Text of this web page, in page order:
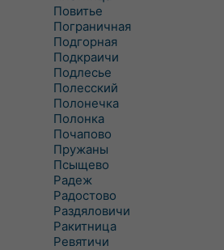
Повитье
Пограничная
Подгорная
Подкраичи
Подлесье
Полесский
Полонечка
Полонка
Почапово
Пружаны
Псыщево
Радеж
Радостово
Раздяловичи
Ракитница
Ревятичи